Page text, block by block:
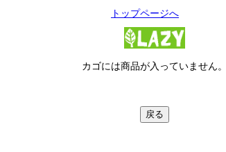
トップページへ
カゴには商品が入っていません。